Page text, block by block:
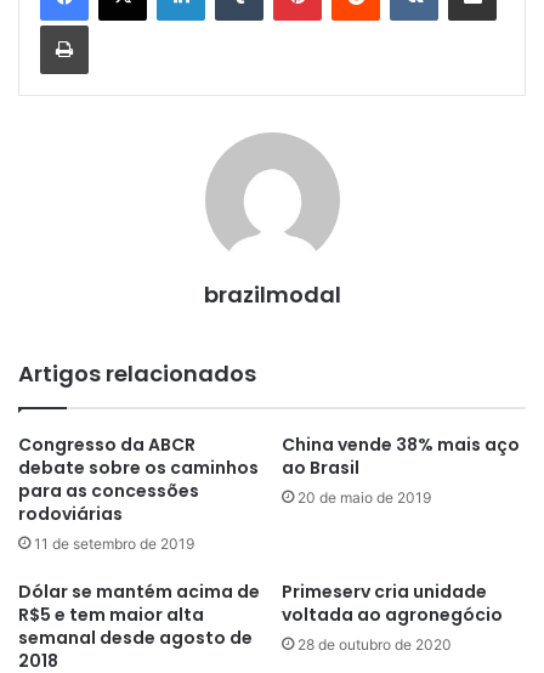
Imprimir
brazilmodal
Artigos relacionados
Congresso da ABCR
debate sobre os caminhos
para as concessões
rodoviárias
11 de setembro de 2019
China vende 38% mais aço
ao Brasil
20 de maio de 2019
Dólar se mantém acima de
R$5 e tem maior alta
semanal desde agosto de
2018
Primeserv cria unidade
voltada ao agronegócio
28 de outubro de 2020